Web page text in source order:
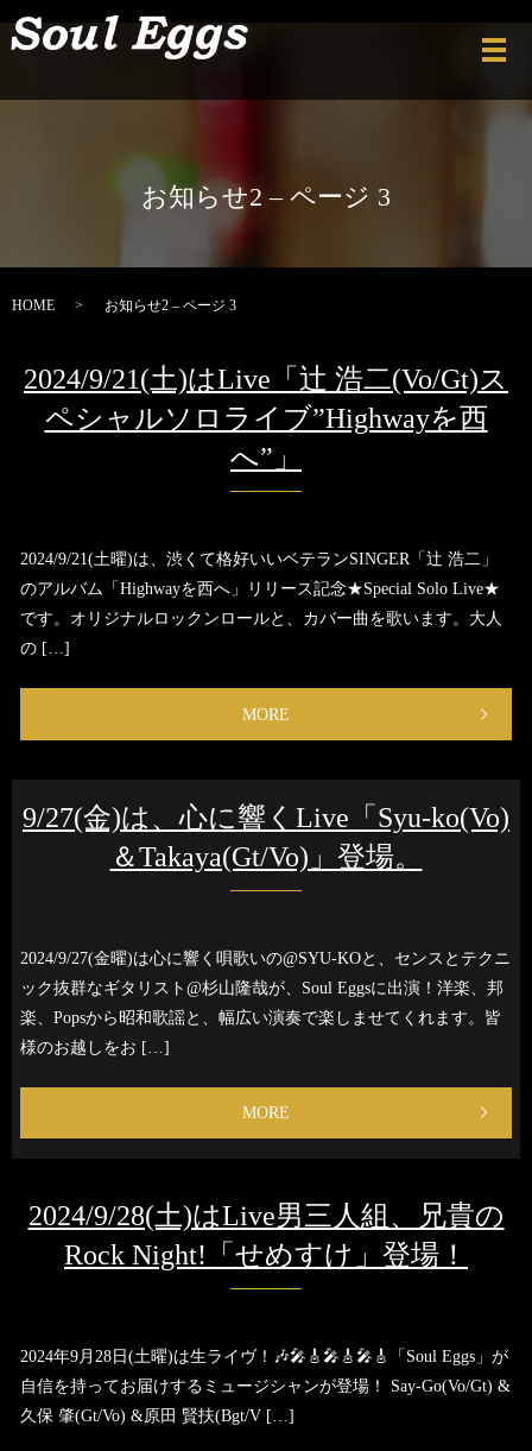
メ
お知らせ2 – ページ 3
HOME お知らせ2 – ページ 3
2024/9/21(土)はLive「辻 浩二(Vo/Gt)ス
ペシャルソロライブ”Highwayを西
へ”」
2024/9/21(土曜)は、渋くて格好いいベテランSINGER「辻 浩二」
のアルバム「Highwayを西へ」リリース記念★Special Solo Live★
です。オリジナルロックンロールと、カバー曲を歌います。大人
の […]
MORE
9/27(金)は、心に響くLive「Syu-ko(Vo)
＆Takaya(Gt/Vo)」登場。
2024/9/27(金曜)は心に響く唄歌いの@SYU-KOと、センスとテクニ
ック抜群なギタリスト@杉山隆哉が、Soul Eggsに出演！洋楽、邦
楽、Popsから昭和歌謡と、幅広い演奏で楽しませてくれます。皆
様のお越しをお […]
MORE
2024/9/28(土)はLive男三人組、兄貴の
Rock Night!「せめすけ」登場！
2024年9月28日(土曜)は生ライヴ！🎶🎤🎸🎤🎸🎤🎸「Soul Eggs」が
自信を持ってお届けするミュージシャンが登場！ Say-Go(Vo/Gt) &
久保 肇(Gt/Vo) &原田 賢扶(Bgt/V […]